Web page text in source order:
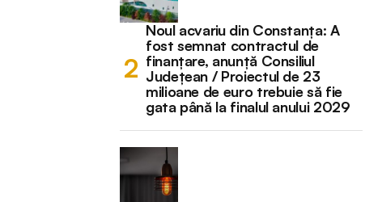
Noul acvariu din Constanța: A
fost semnat contractul de
finanțare, anunță Consiliul
Județean / Proiectul de 23
milioane de euro trebuie să fie
gata până la finalul anului 2029